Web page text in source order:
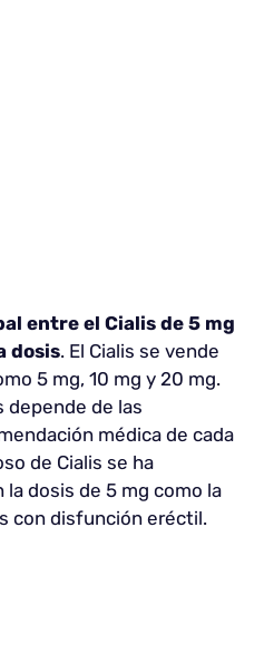
entre el Cialis de 5 mg
dosis. El Cialis se vende
5 mg, 10 mg y 20 mg.
depende de las
médica de cada
de Cialis se ha
dosis de 5 mg como la
con disfunción eréctil.